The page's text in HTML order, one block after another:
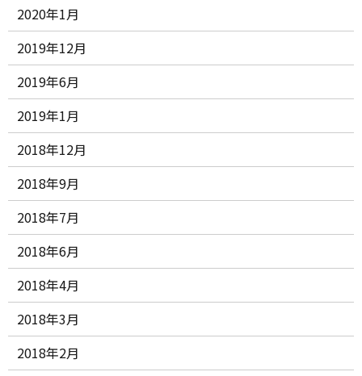
2020年1月
2019年12月
2019年6月
2019年1月
2018年12月
2018年9月
2018年7月
2018年6月
2018年4月
2018年3月
2018年2月